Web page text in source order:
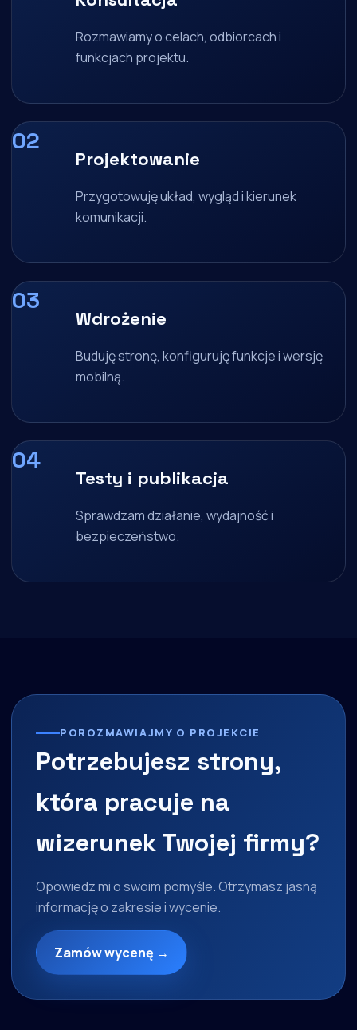
Rozmawiamy o celach, odbiorcach i
funkcjach projektu.
Projektowanie
Przygotowuję układ, wygląd i kierunek
komunikacji.
Wdrożenie
Buduję stronę, konfiguruję funkcje i wersję
mobilną.
Testy i publikacja
Sprawdzam działanie, wydajność i
bezpieczeństwo.
POROZMAWIAJMY O PROJEKCIE
Potrzebujesz strony,
która pracuje na
wizerunek Twojej firmy?
Opowiedz mi o swoim pomyśle. Otrzymasz jasną
informację o zakresie i wycenie.
Zamów wycenę →